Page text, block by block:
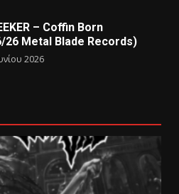
– Coffin Born
26 Metal Blade Records)
2026